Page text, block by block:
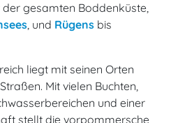
der gesamten Boddenküste,
, und Rügens bis
liegt mit seinen Orten
Mit vielen Buchten,
und einer
stellt die vorpommersche